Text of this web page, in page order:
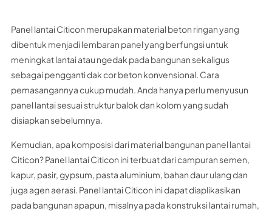
Panel lantai Citicon merupakan material beton ringan yang
dibentuk menjadi lembaran panel yang berfungsi untuk
meningkat lantai atau ngedak pada bangunan sekaligus
sebagai pengganti dak cor beton konvensional. Cara
pemasangannya cukup mudah. Anda hanya perlu menyusun
panel lantai sesuai struktur balok dan kolom yang sudah
disiapkan sebelumnya.
Kemudian, apa komposisi dari material bangunan panel lantai
Citicon? Panel lantai Citicon ini terbuat dari campuran semen,
kapur, pasir, gypsum, pasta aluminium, bahan daur ulang dan
juga agen aerasi. Panel lantai Citicon ini dapat diaplikasikan
pada bangunan apapun, misalnya pada konstruksi lantai rumah,